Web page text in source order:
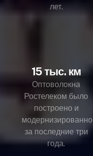
лет.
15 тыс. км
Оптоволокна
Ростелеком было
построено и
модернизированно
за последние три
года.